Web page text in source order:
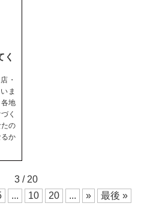
く
・
ま
地
く
の
か
3 / 20
... 10 20 ... » 最後 »